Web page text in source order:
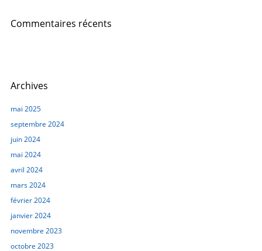
Commentaires récents
Archives
mai 2025
septembre 2024
juin 2024
mai 2024
avril 2024
mars 2024
février 2024
janvier 2024
novembre 2023
octobre 2023